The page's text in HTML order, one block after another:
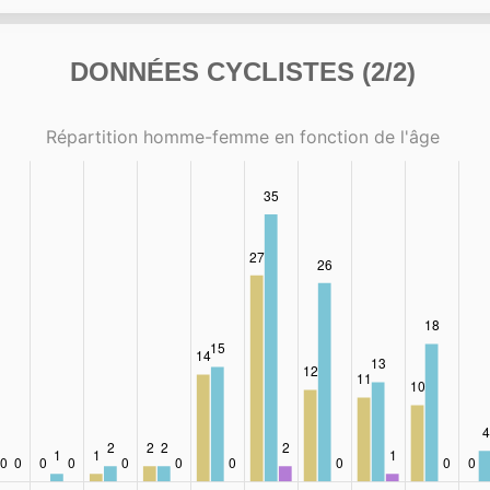
DONNÉES CYCLISTES (2/2)
Répartition homme-femme en fonction de l'âge